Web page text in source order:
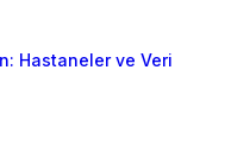
Hastaneler ve Veri